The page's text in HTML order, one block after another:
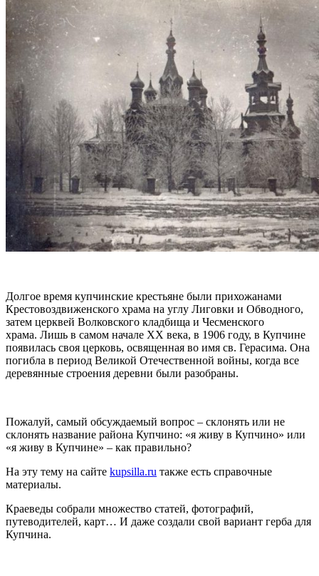
Долгое время купчинские крестьяне были прихожанами
Крестовоздвиженского храма на углу Лиговки и Обводного,
затем церквей Волковского кладбища и Чесменского
храма. Лишь в самом начале XX века, в 1906 году, в Купчине
появилась своя церковь, освященная во имя св. Герасима. Она
погибла в период Великой Отечественной войны, когда все
деревянные строения деревни были разобраны.
Пожалуй, самый обсуждаемый вопрос – склонять или не
склонять название района Купчино: «я живу в Купчино» или
«я живу в Купчине» – как правильно?
На эту тему на сайте kupsilla.ru также есть справочные
материалы.
Краеведы собрали множество статей, фотографий,
путеводителей, карт… И даже создали свой вариант герба для
Купчина.